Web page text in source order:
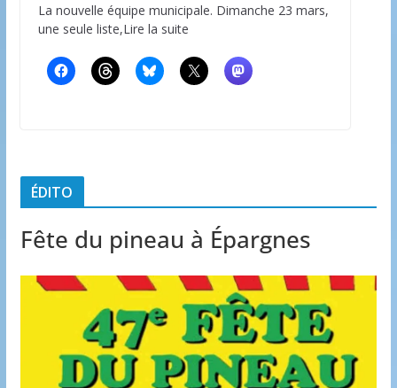
La nouvelle équipe municipale. Dimanche 23 mars,
une seule liste,Lire la suite
ÉDITO
Fête du pineau à Épargnes